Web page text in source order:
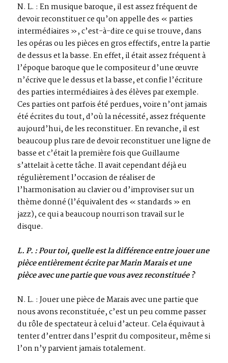
N. L. : En musique baroque, il est assez fréquent de
devoir reconstituer ce qu’on appelle des « parties
intermédiaires », c’est-à-dire ce qui se trouve, dans
les opéras ou les pièces en gros effectifs, entre la partie
de dessus et la basse. En effet, il était assez fréquent à
l’époque baroque que le compositeur d’une œuvre
n’écrive que le dessus et la basse, et confie l’écriture
des parties intermédiaires à des élèves par exemple.
Ces parties ont parfois été perdues, voire n’ont jamais
été écrites du tout, d’où la nécessité, assez fréquente
aujourd’hui, de les reconstituer. En revanche, il est
beaucoup plus rare de devoir reconstituer une ligne de
basse et c’était la première fois que Guillaume
s’attelait à cette tâche. Il avait cependant déjà eu
régulièrement l’occasion de réaliser de
l’harmonisation au clavier ou d’improviser sur un
thème donné (l’équivalent des « standards » en
jazz), ce qui a beaucoup nourri son travail sur le
disque.
L. P. : Pour toi, quelle est la différence entre jouer une
pièce entièrement écrite par Marin Marais et une
pièce avec une partie que vous avez reconstituée ?
N. L. : Jouer une pièce de Marais avec une partie que
nous avons reconstituée, c’est un peu comme passer
du rôle de spectateur à celui d’acteur. Cela équivaut à
tenter d’entrer dans l’esprit du compositeur, même si
l’on n’y parvient jamais totalement.